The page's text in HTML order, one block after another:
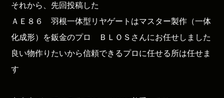
それから、先回投稿した
ＡＥ８６ 羽根一体型リヤゲートはマスター製作（一体
化成形）を鈑金のプロ ＢＬＯＳさんにお任せしました
良い物作りたいから信頼できるプロに任せる所は任せま
す